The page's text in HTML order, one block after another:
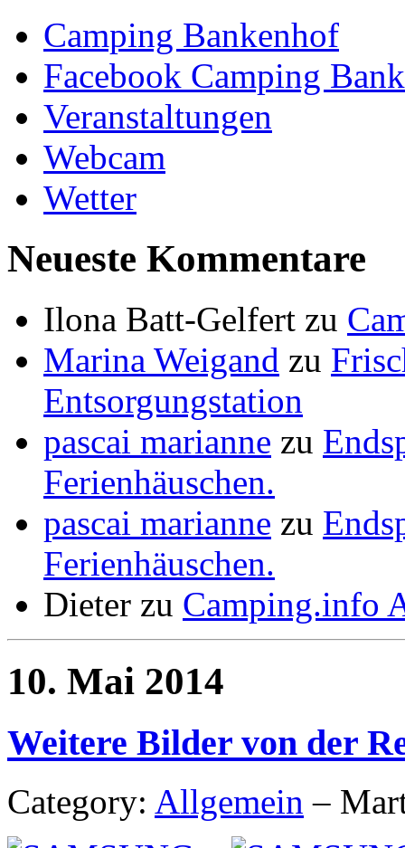
Camping Bankenhof
Facebook Camping
Veranstaltungen
Webcam
Wetter
Neueste Kommentare
Ilona Batt-Gelfert zu
Marina Weigand zu
Entsorgungstation
pascai marianne zu
Ferienhäuschen.
pascai marianne zu
Ferienhäuschen.
Dieter zu Camping.info
10. Mai 2014
Weitere Bilder von der
Category: Allgemein –